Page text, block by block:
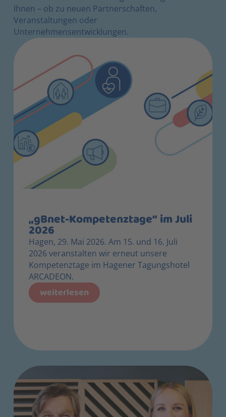
Ihnen – ob zu neuen Partnerschaften,
Veranstaltungen oder
Unternehmensentwicklungen.
„gBnet-Kompetenztage“ im Juli
2026
Hagen, 29. Mai 2026. Am 15. und 16. Juli
2026 veranstalten wir erneut unsere
Kompetenztage im Hagener Tagungshotel
ARCADEON.
weiterlesen